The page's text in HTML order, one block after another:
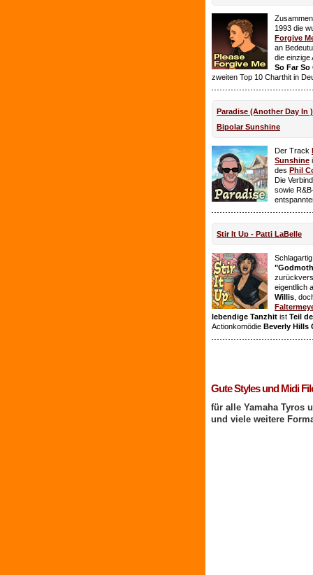
1993 die
Forgive
an
die einzige
So Far So
zweiten Top 10 Charthit in
Paradise (Another Day In
Bipolar Sunshine
Der Track
Sunshine
des Phil
Die
sowie
Stir It Up - Patti LaBelle
eigentllich
Willis ,
lebendige Tanzhit ist Teil
Actionkomödie Beverly Hills
Gute Styles und Midi
für alle Yamaha Tyros
und viele weitere